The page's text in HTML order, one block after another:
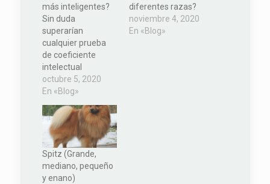
más inteligentes?
Sin duda
superarían
cualquier prueba
de coeficiente
intelectual
octubre 5, 2020
En «Blog»
diferentes razas?
noviembre 4, 2020
En «Blog»
Spitz (Grande,
mediano, pequeño
y enano)